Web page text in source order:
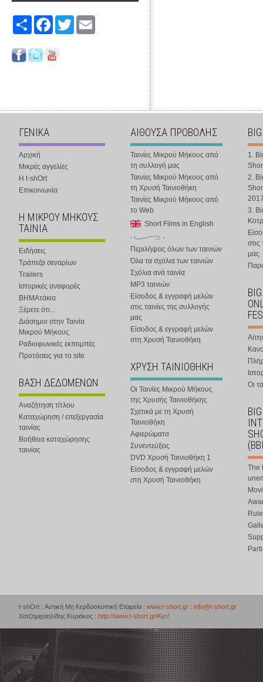
Share FacebookTwitter
ΓΕΝΙΚΑ
Αρχική
Μικρές αγγελίες
Η t-shOrt
Επικοινωνία
Η ΜΙΚΡΟΥ ΜΗΚΟΥΣ
ΤΑΙΝΙΑ
Ειδήσεις
Τράπεζα σεναρίων
Trailers
Ιστορικές αναφορές
ΒΗΜΑτάκια
Ξέρετε ότι...
Διάσημοι στην Ταινία
Μικρού Μήκους
Ραδιοφωνικές εκπομπές
Προτάσεις για το site
ΒΑΣΗ ΔΕΔΟΜΕΝΩΝ
Αναζήτηση τίτλου
Καταχώρηση / επεξεργασία
ταινίας
Βοήθεια καταχώρησης
ταινίας
ΑΙΘΟΥΣΑ ΠΡΟΒΟΛΗΣ
Ταινίες Μικρού Μήκους από
τη συλλογή μας
Ταινίες Μικρού Μήκους από
τη Χρυσή Ταινιοθήκη
Ταινίες Μικρού Μήκους από
το Web
Short Films in English
Περιλήψεις όλων των ταινιών
Όλα τα σχόλια των ταινιών
Σχόλια ανά ταινία
MP3 ταινιών
Είσοδος & εγγραφή μελών
στις ταινίες της συλλογής
μας
Είσοδος & εγγραφή μελών
στη Χρυσή Ταινιοθήκη
ΧΡΥΣΗ ΤΑΙΝΙΟΘΗΚΗ
Οι Ταινίες Μικρού Μήκους
της Χρυσής Ταινιοθήκης
Σχετικά με τη Χρυσή
Ταινιοθήκη
Αφιερώματα
Συνεντεύξεις
DVD Χρυσή Ταινιοθήκη 1
Είσοδος & εγγραφή μελών
στη Χρυσή Ταινιοθήκη
1.
2.
3.
στις
μας
Οι
The
t-shOrt : Αστική Μη Κερδοσκοπική Εταιρεία : www.t-short.gr : info@t-short.gr
Χατζημιχαηλίδης Κυριάκος : http://www.t-short.gr/Kyr/